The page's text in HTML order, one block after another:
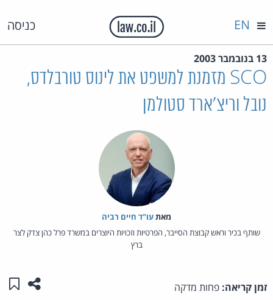
כניסה EN
13 בנובמבר 2003
SCO מזמנת למשפט את לינוס טורבלדס,
נובל וריצ'ארד סטולמן
מאת‏עו"ד חיים רביה
שותף בכיר וראש קבוצת הסייבר, הפרטיות וזכויות היוצרים במשרד פרל כהן צדק לצר
ברץ
זמן קריאה: פחות מדקה שתפו